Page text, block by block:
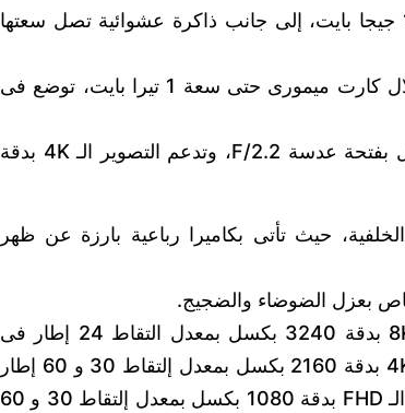
• يتميز الهاتف بوجود ذاكرة صلبة بسعة 128 جيجا بايت، إلى جانب ذاكرة عشوائية تصل سعتها
• يتميز الهاتف بإمكانية زيادة مساحته من خلال كارت ميمورى حتى سعة 1 تيرا بايت، توضع فى
• تتوفر الكاميرا الامامية بدقة 10 ميجا بكسل بفتحة عدسة F/2.2، وتدعم التصوير الـ 4K بدقة
حيث تأتى بكاميرا رباعية بارزة عن ظهر
بعزل الضوضاء والضجيج.
• يدعم الهاتف تصوير الفيديوهات ، بجودة 8K بدقة 3240 بكسل بمعدل التقاط 24 إطار فى
الثانية، إلى جانب دعم تصوير الفيديوهات الـ 4K بدقة 2160 بكسل بمعدل إلتقاط 30 و 60 إطار
فى الثانية، إلى جانب دعم تصوير الفيديوهات الـ FHD بدقة 1080 بكسل بمعدل إلتقاط 30 و 60